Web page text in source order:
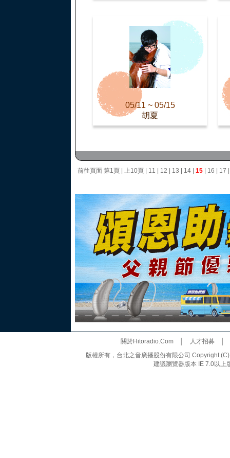
05/11 ~ 05/15
胡夏
前往頁面 第1頁 上10頁 11 12 13 14 15 16 17
關於Hitoradio.Com│ 人才招募
版權所有，台北之音廣播股份有限公司 Copyright
建議瀏覽器版本 IE 7.0以上